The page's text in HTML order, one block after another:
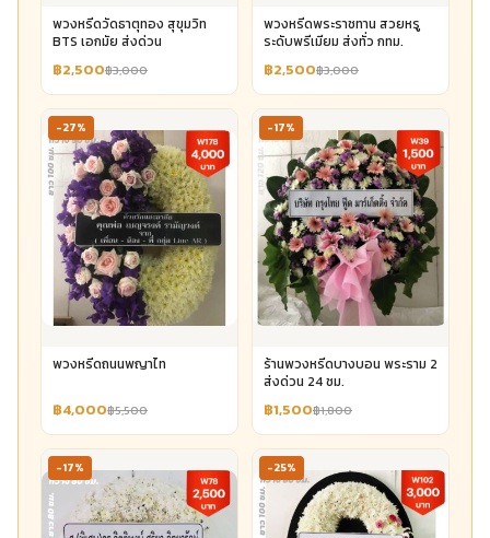
พวงหรีดวัดธาตุทอง สุขุมวิท
BTS เอกมัย ส่งด่วน
฿2,500฿3,000
พวงหรีดพระราชทาน สวยหรู
ระดับพรีเมียม ส่งทั่ว กทม.
฿2,500฿3,000
-27%
พวงหรีดถนนพญาไท
฿4,000฿5,500
-17%
ร้านพวงหรีดบางบอน พระราม 2
ส่งด่วน 24 ชม.
฿1,500฿1,800
-17% -25%